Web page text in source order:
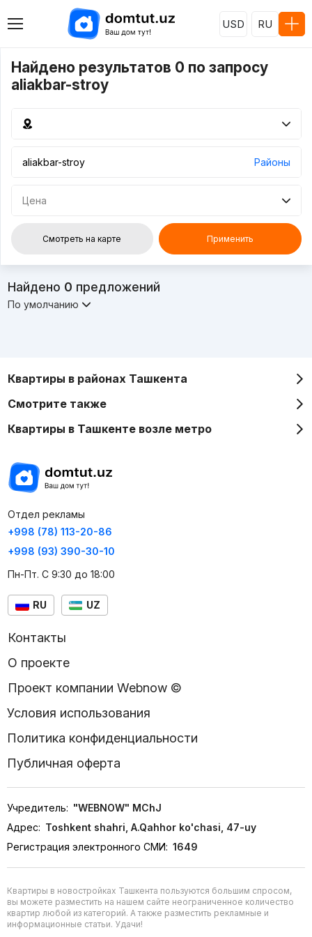
USD RU
Найдено результатов 0 по запросу
aliakbar-stroy
Районы
Цена
Смотреть на карте Применить
Найдено 0 предложений
По умолчанию
Квартиры в районах Ташкента
Смотрите также
Квартиры в Ташкенте возле метро
Отдел рекламы
+998 (78) 113-20-86
+998 (93) 390-30-10
Пн-Пт. С 9:30 до 18:00
RU UZ
Контакты
О проекте
Проект компании Webnow ©
Условия использования
Политика конфиденциальности
Публичная оферта
Учредитель: "WEBNOW" MChJ
Адрес: Toshkent shahri, A.Qahhor ko'chasi, 47-uy
Регистрация электронного СМИ: 1649
Квартиры в новостройках Ташкента пользуются большим спросом,
вы можете разместить на нашем сайте неограниченное количество
квартир любой из категорий. А также разместить рекламные и
информационные статьи. Удачи!